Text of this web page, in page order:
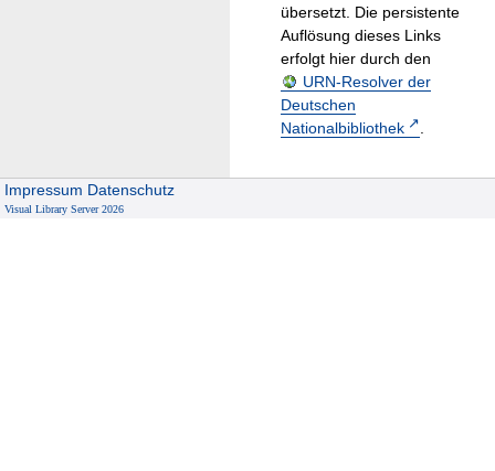
übersetzt. Die persistente
Auflösung dieses Links
erfolgt hier durch den
URN-Resolver der
Deutschen
Nationalbibliothek
.
Impressum Datenschutz
Visual Library Server 2026